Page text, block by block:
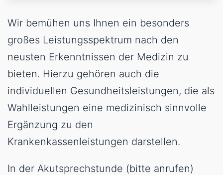
Wir bemühen uns Ihnen ein besonders
großes Leistungsspektrum nach den
neusten Erkenntnissen der Medizin zu
bieten. Hierzu gehören auch die
individuellen Gesundheitsleistungen, die als
Wahlleistungen eine medizinisch sinnvolle
Ergänzung zu den
Krankenkassenleistungen darstellen.
In der Akutsprechstunde (bitte anrufen)